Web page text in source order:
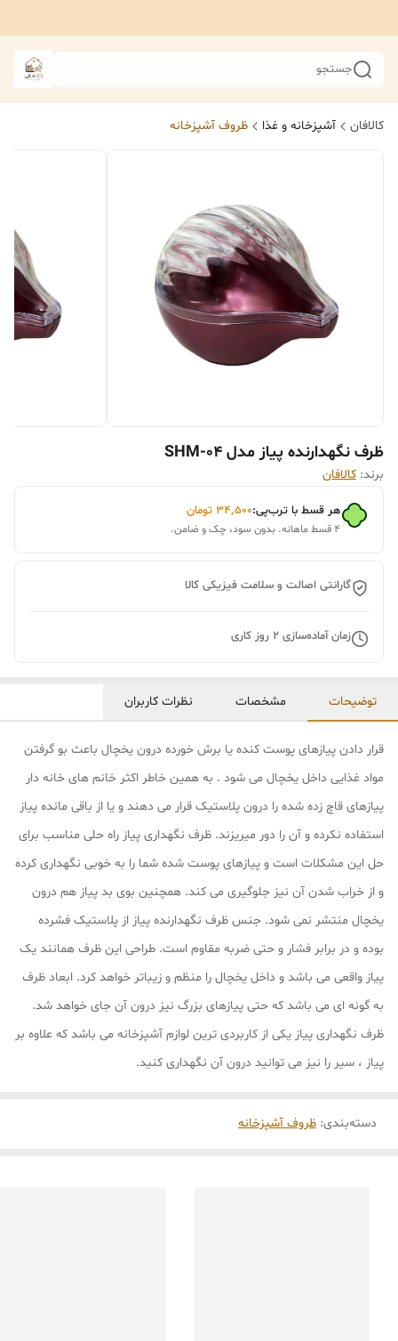
جستجو
کالافان آشپزخانه و غذا ظروف آشپزخانه
ظرف نگهدارنده پیاز مدل SHM-04
برند: کالافان
هر قسط با ترب‌پی:۳۴٬۵۰۰ تومان
۴ قسط ماهانه. بدون سود، چک و ضامن.
گارانتی اصالت و سلامت فیزیکی کالا
زمان آماده‌سازی 2 روز کاری
توضیحات مشخصات نظرات کاربران
قرار دادن پیازهای پوست کنده یا برش خورده درون یخچال باعث بو گرفتن
مواد غذایی داخل یخچال می شود . به همین خاطر اکثر خانم های خانه دار
پیازهای قاچ زده شده را درون پلاستیک قرار می دهند و یا از باقی مانده پیاز
استفاده نکرده و آن را دور میریزند. ظرف نگهداری پیاز راه حلی مناسب برای
حل این مشکلات است و پیازهای پوست شده شما را به خوبی نگهداری کرده
و از خراب شدن آن نیز جلوگیری می کند. همچنین بوی بد پیاز هم درون
یخچال منتشر نمی شود. جنس ظرف نگهدارنده پیاز از پلاستیک فشرده
بوده و در برابر فشار و حتی ضربه مقاوم است. طراحی این ظرف همانند یک
پیاز واقعی می باشد و داخل یخچال را منظم و زیباتر خواهد کرد. ابعاد ظرف
به گونه ای می باشد که حتی پیازهای بزرگ نیز درون آن جای خواهد شد.
ظرف نگهداری پیاز یکی از کاربردی ترین لوازم آشپزخانه می باشد که علاوه بر
پیاز ، سیر را نیز می توانید درون آن نگهداری کنید.
دسته‌بندی: ظروف آشپزخانه